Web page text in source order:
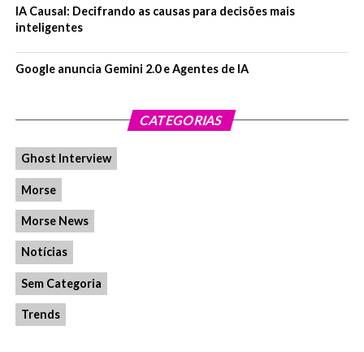
IA Causal: Decifrando as causas para decisões mais
inteligentes
Google anuncia Gemini 2.0 e Agentes de IA
CATEGORIAS
Ghost Interview
Morse
Morse News
Notícias
Sem Categoria
Trends